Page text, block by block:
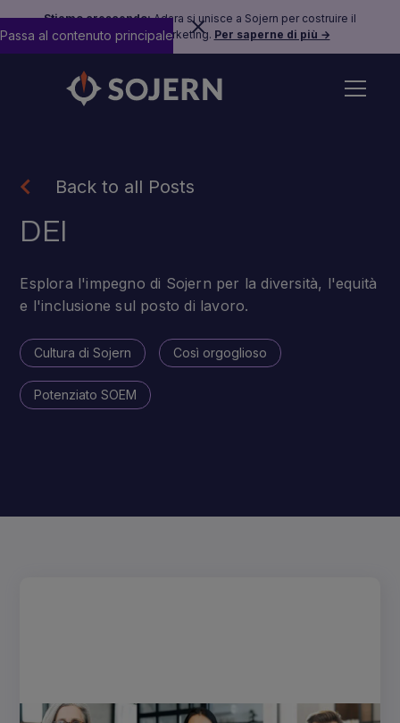
Stiamo crescendo:Adara si unisce a Sojern per costruire il
futuro del travel marketing. Per saperne di più →
Passa al contenuto principale
Back to all Posts
DEI
Esplora l'impegno di Sojern per la diversità, l'equità
e l'inclusione sul posto di lavoro.
Cultura di Sojern Così orgoglioso
Potenziato SOEM